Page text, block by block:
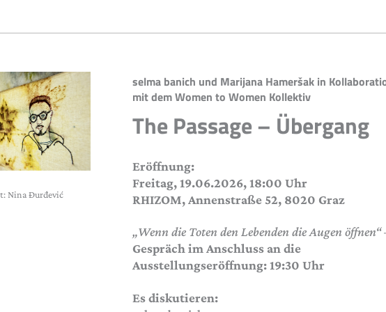
Nina Đurđević
selma banich und Marijana Hameršak in
mit dem Women to Women Kollektiv
The Passage – Übergang
Eröffnung:
Freitag, 19.06.2026, 18:00 Uhr
RHIZOM, Annenstraße 52, 8020 Graz
„Wenn die Toten den Lebenden die Augen öffnen“
Gespräch im Anschluss an die
Ausstellungseröffnung: 19:30 Uhr
Es diskutieren: